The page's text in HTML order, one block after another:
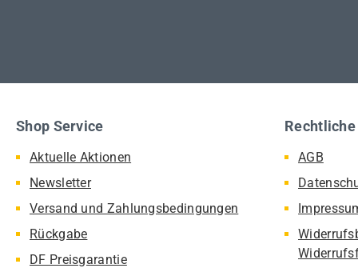
Shop Service
Aktuelle Aktionen
Newsletter
Versand und Zahlungsbedingungen
Rückgabe
DF Preisgarantie
AGB